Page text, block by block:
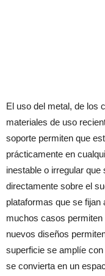
El uso del metal, de los
materiales de uso
soporte permiten que
prácticamente en
inestable o irregular
directamente sobre el
plataformas que se fijan
muchos casos
nuevos diseños
superficie se amplíe
se convierta en un